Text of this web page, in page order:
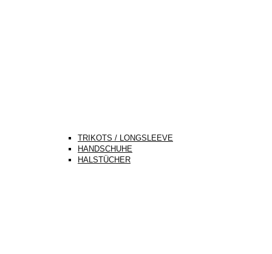
TRIKOTS / LONGSLEEVE
HANDSCHUHE
HALSTÜCHER